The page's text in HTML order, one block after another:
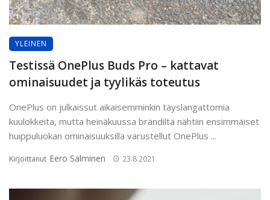
YLEINEN
Testissä OnePlus Buds Pro – kattavat
ominaisuudet ja tyylikäs toteutus
OnePlus on julkaissut aikaisemminkin täyslangattomia
kuulokkeita, mutta heinäkuussa brändiltä nähtiin ensimmäiset
huippuluokan ominaisuuksilla varustellut OnePlus ...
Kirjoittanut Eero Salminen 23.8.2021